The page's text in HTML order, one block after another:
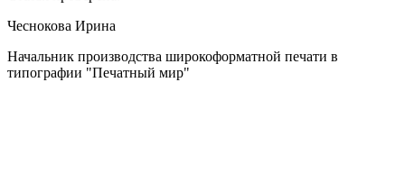
Чеснокова Ирина
Начальник производства широкоформатной печати в
типографии "Печатный мир"